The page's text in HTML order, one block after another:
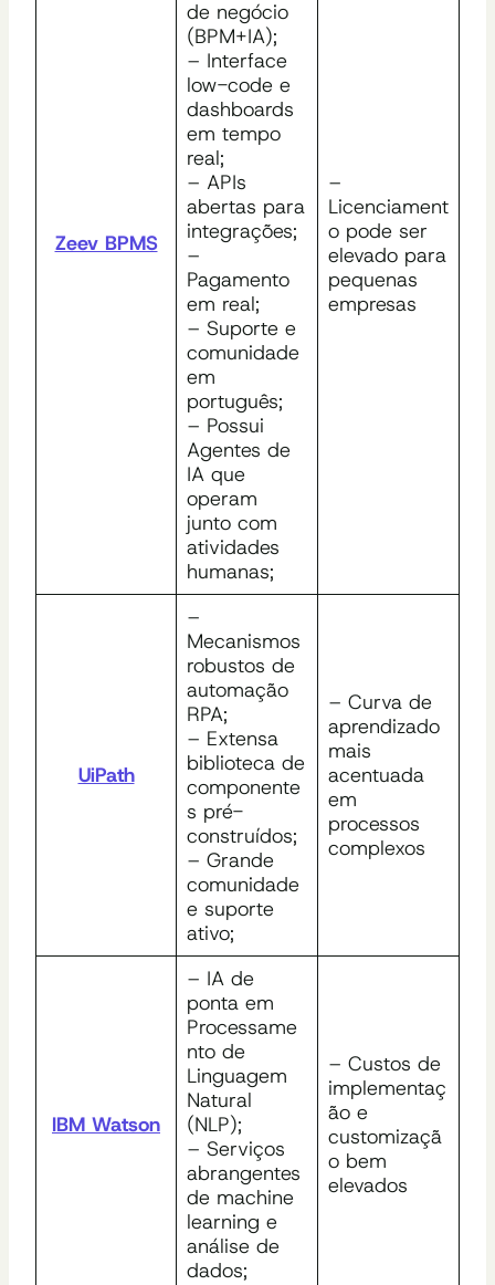
Zeev BPMS
de negócio
(BPM+IA);
– Interface
low-code e
dashboards
em tempo
real;
– APIs
abertas para
integrações;
–
Pagamento
em real;
– Suporte e
comunidade
em
português;
– Possui
Agentes de
IA que
operam
junto com
atividades
humanas;
–
Licenciament
o pode ser
elevado para
pequenas
empresas
UiPath
–
Mecanismos
robustos de
automação
RPA;
– Extensa
biblioteca de
componente
s pré-
construídos;
– Grande
comunidade
e suporte
ativo;
– Curva de
aprendizado
mais
acentuada
em
processos
complexos
IBM Watson
– IA de
ponta em
Processame
nto de
Linguagem
Natural
(NLP);
– Serviços
abrangentes
de machine
learning e
análise de
dados;
– Custos de
implementaç
ão e
customizaçã
o bem
elevados